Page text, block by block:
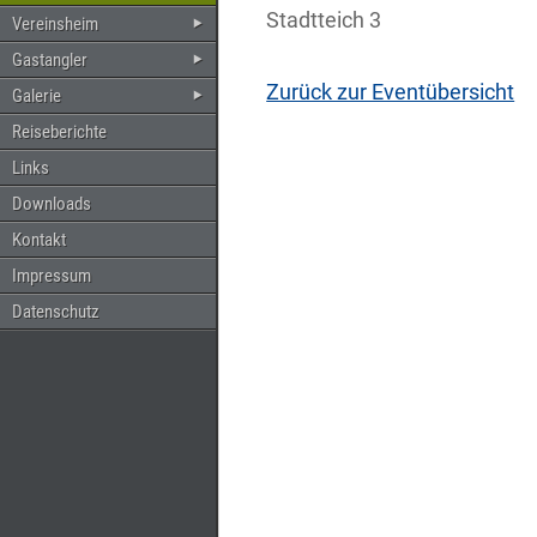
Vereinsheim
Gastangler
Galerie
Reiseberichte
Links
Downloads
Kontakt
Impressum
Datenschutz
Stadtteich 3
Zurück zur Eventübersicht